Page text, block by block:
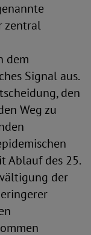
zentral
dem
Signal aus.
den
Weg zu
Ablauf des 25.
der